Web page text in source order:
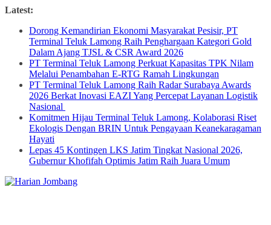
Skip
content
Latest:
Dorong Kemandirian Ekonomi Masyarakat Pesisir, PT
Terminal Teluk Lamong Raih Penghargaan Kategori Gold
Dalam Ajang TJSL & CSR Award 2026
PT Terminal Teluk Lamong Perkuat Kapasitas TPK Nilam
Melalui Penambahan E-RTG Ramah Lingkungan
PT Terminal Teluk Lamong Raih Radar Surabaya Awards
2026 Berkat Inovasi EAZI Yang Percepat Layanan Logistik
Nasional
Komitmen Hijau Terminal Teluk Lamong, Kolaborasi Riset
Ekologis Dengan BRIN Untuk Pengayaan Keanekaragaman
Hayati
Lepas 45 Kontingen LKS Jatim Tingkat Nasional 2026,
Gubernur Khofifah Optimis Jatim Raih Juara Umum